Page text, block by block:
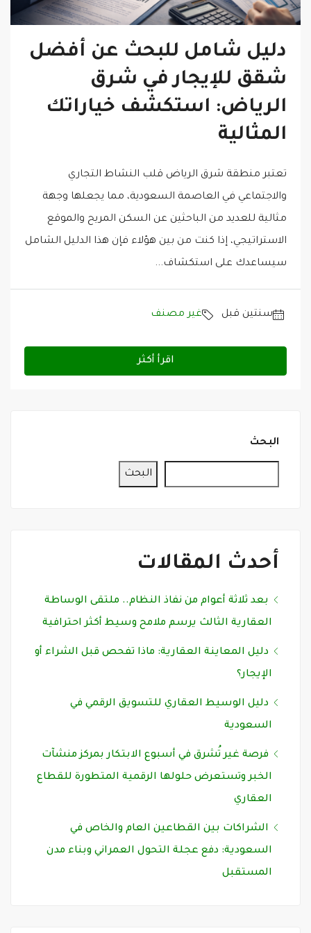
دليل شامل للبحث عن أفضل
شقق للإيجار في شرق
الرياض: استكشف خياراتك
المثالية
تعتبر منطقة شرق الرياض قلب النشاط التجاري
والاجتماعي في العاصمة السعودية، مما يجعلها وجهة
مثالية للعديد من الباحثين عن السكن المريح والموقع
الاستراتيجي، إذا كنت من بين هؤلاء فإن هذا الدليل الشامل
سيساعدك على استكشاف...
‏سنتين قبل غير مصنف
اقرأ أكثر
البحث
البحث
أحدث المقالات
بعد ثلاثة أعوام من نفاذ النظام.. ملتقى الوساطة
العقارية الثالث يرسم ملامح وسيط أكثر احترافية
دليل المعاينة العقارية: ماذا تفحص قبل الشراء أو
الإيجار؟
دليل الوسيط العقاري للتسويق الرقمي في
السعودية
فرصة غير تُشرق في أسبوع الابتكار بمركز منشآت
الخبر وتستعرض حلولها الرقمية المتطورة للقطاع
العقاري
الشراكات بين القطاعين العام والخاص في
السعودية: دفع عجلة التحول العمراني وبناء مدن
المستقبل